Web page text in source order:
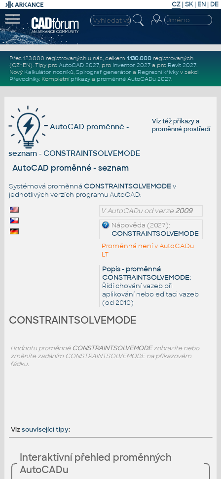
CZ | SK| EN | DE
Přes 123.000 registrovaných u nás, celkem 1.130.000registrovaných
(CZ+EN). Tipy pro AutoCAD 2027, pro Inventor 2027a pro Revit 2027.
Nový Kalkulátor nosníků, Spirograf generátor a Regresní křivkyv sekci
Převodníky. Kompletní příkazya proměnné AutoCADu 2027.
Viz téžpříkazya
proměnné prostředí
AutoCAD proměnné -
seznam - CONSTRAINTSOLVEMODE
AutoCAD proměnné - seznam
Systémová proměnná CONSTRAINTSOLVEMODEv
jednotlivých verzích programu AutoCAD:
V AutoCADu od verze2009
Nápověda (2027):
CONSTRAINTSOLVEMODE
Proměnná není v AutoCADu
LT
Popis - proměnná
CONSTRAINTSOLVEMODE:
Řídí chování vazeb při
aplikování nebo editaci vazeb
(od 2010)
CONSTRAINTSOLVEMODE
Hodnotu proměnné CONSTRAINTSOLVEMODEzobrazíte nebo
změníte zadáním CONSTRAINTSOLVEMODE na příkazovém
řádku.
Vizsouvisející tipy:
Interaktivní přehled proměnných
AutoCADu